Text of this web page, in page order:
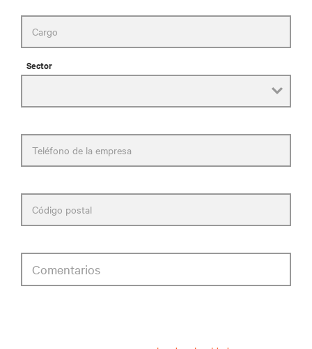
Cargo
Sector
Teléfono de la empresa
Código postal
Comentarios